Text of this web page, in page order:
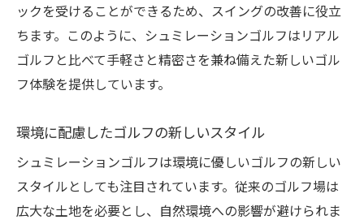
の役割
ライフスタイルに合わせたゴルフの楽しみ
方
シュミレーションゴルフで得られる新たな
発見
ックを受けることができるため、スイングの改善に役立
ちます。このように、シュミレーションゴルフはリアル
ゴルフと比べて手軽さと精密さを兼ね備えた新しいゴル
フ体験を提供しています。
環境に配慮したゴルフの新しいスタイル
シュミレーションゴルフは環境に優しいゴルフの新しい
スタイルとしても注目されています。従来のゴルフ場は
広大な土地を必要とし、自然環境への影響が避けられま